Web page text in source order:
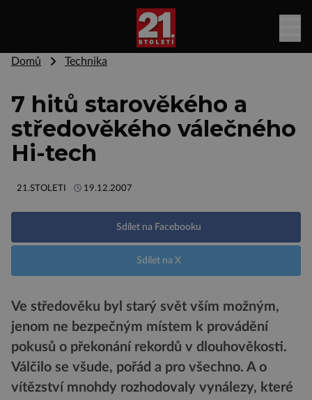
Domů Technika
7 hitů starověkého a
středověkého válečného
Hi-tech
21.STOLETI 19.12.2007
Sdílet na Facebooku
Sdílet na X
Ve středověku byl starý svět vším možným,
jenom ne bezpečným místem k provádění
pokusů o překonání rekordů v dlouhověkosti.
Válčilo se všude, pořád a pro všechno. A o
vítězství mnohdy rozhodovaly vynálezy, které